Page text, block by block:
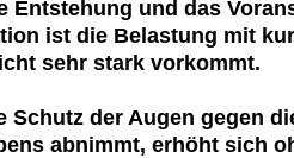
Entstehung und das
ist die Belastung mit
sehr stark vorkommt.
Schutz der Augen gegen
abnimmt, erhöht sich